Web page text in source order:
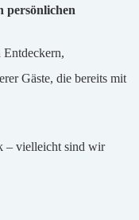
persönlichen
Entdeckern,
Gäste, die bereits mit
– vielleicht sind wir